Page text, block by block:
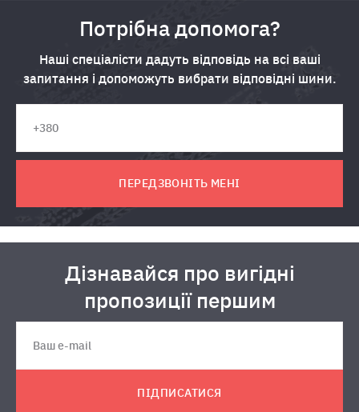
Потрібна допомога?
Наші спеціалісти дадуть відповідь на всі ваші
запитання і допоможуть вибрати відповідні шини.
ПЕРЕДЗВОНІТЬ МЕНІ
Дізнавайся про вигідні
пропозиції першим
ПІДПИСАТИСЯ